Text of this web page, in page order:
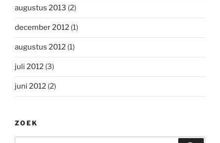
augustus 2013 (2)
december 2012 (1)
augustus 2012 (1)
juli 2012 (3)
juni 2012 (2)
ZOEK